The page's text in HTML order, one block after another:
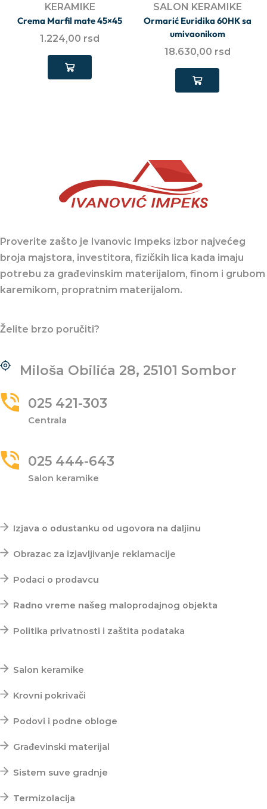
KERAMIKE
Crema Marfil mate 45×45
1.224,00 rsd
SALON KERAMIKE
Ormarić Euridika 60HK sa
umivaonikom
18.630,00 rsd
Proverite zašto je Ivanovic Impeks izbor najvećeg
broja majstora, investitora, fizičkih lica kada imaju
potrebu za građevinskim materijalom, finom i grubom
karemikom, propratnim materijalom.
Želite brzo poručiti?
Miloša Obilića 28, 25101 Sombor
025 421-303
Centrala
025 444-643
Salon keramike
Izjava o odustanku od ugovora na daljinu
Obrazac za izjavljivanje reklamacije
Podaci o prodavcu
Radno vreme našeg maloprodajnog objekta
Politika privatnosti i zaštita podataka
Salon keramike
Krovni pokrivači
Podovi i podne obloge
Građevinski materijal
Sistem suve gradnje
Termizolacija